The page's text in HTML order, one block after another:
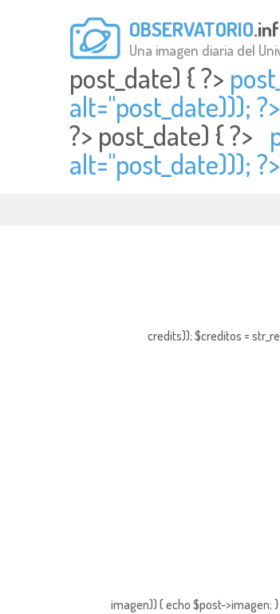
OBSERVATORIO
Una imagen diaria del
post_date) { ?>
alt="post_date)));
?> post_date) { ?>
alt="post_date)));
credits)); $creditos =
imagen)) { echo $post->imagen; }